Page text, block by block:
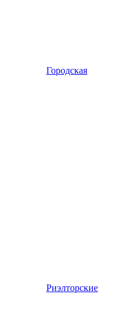
Городская
Риэлторские